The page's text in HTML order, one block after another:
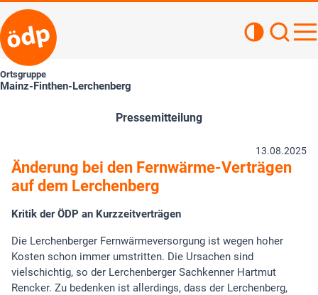
Ortsgruppe
Mainz-Finthen-Lerchenberg
Pressemitteilung
13.08.2025
Änderung bei den Fernwärme-Verträgen
auf dem Lerchenberg
Kritik der ÖDP an Kurzzeitverträgen
Die Lerchenberger Fernwärmeversorgung ist wegen hoher
Kosten schon immer umstritten. Die Ursachen sind
vielschichtig, so der Lerchenberger Sachkenner Hartmut
Rencker. Zu bedenken ist allerdings, dass der Lerchenberg,